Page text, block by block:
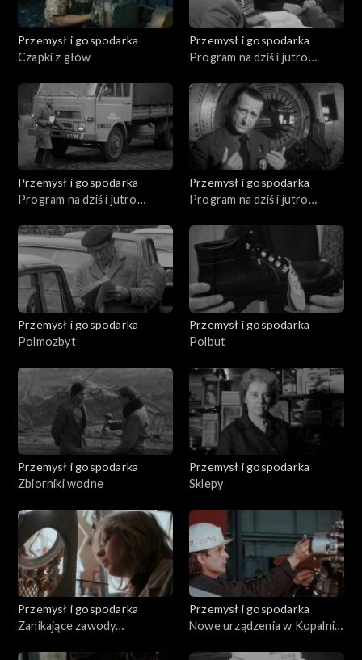
Przemysł i gospodarka
Czapki z głów
Przemysł i gospodarka
Program na dziś i jutro
Przemysł i gospodarka
Program na dziś i jutro
Przemysł i gospodarka
Program na dziś i jutro
Przemysł i gospodarka
Polmozbyt
Przemysł i gospodarka
Polbut
Przemysł i gospodarka
Zbiorniki wodne
Przemysł i gospodarka
Sklepy
Przemysł i gospodarka
Zanikające zawody
Przemysł i gospodarka
Nowe urządzenia w Kopalni